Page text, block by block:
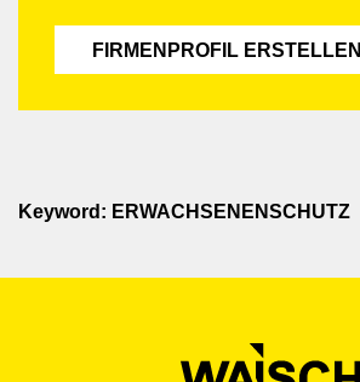
FIRMENPROFIL ERSTELLEN
Keyword: ERWACHSENENSCHUTZ